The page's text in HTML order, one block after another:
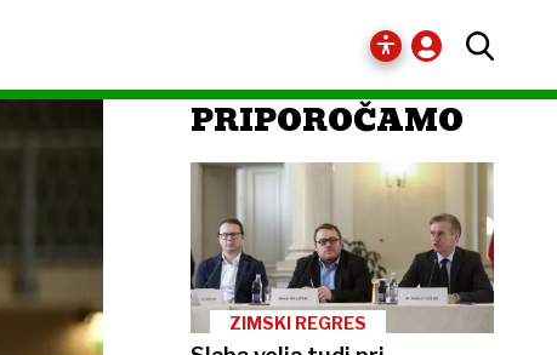
PRIPOROČAMO
ZIMSKI REGRES